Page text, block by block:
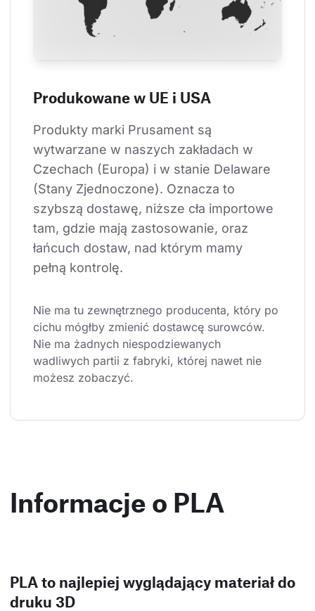
Produkowane w UE i USA
Produkty marki Prusament są
wytwarzane w naszych zakładach w
Czechach (Europa) i w stanie Delaware
(Stany Zjednoczone). Oznacza to
szybszą dostawę, niższe cła importowe
tam, gdzie mają zastosowanie, oraz
łańcuch dostaw, nad którym mamy
pełną kontrolę.
Nie ma tu zewnętrznego producenta, który po
cichu mógłby zmienić dostawcę surowców.
Nie ma żadnych niespodziewanych
wadliwych partii z fabryki, której nawet nie
możesz zobaczyć.
Informacje o PLA
PLA to najlepiej wyglądający materiał do
druku 3D